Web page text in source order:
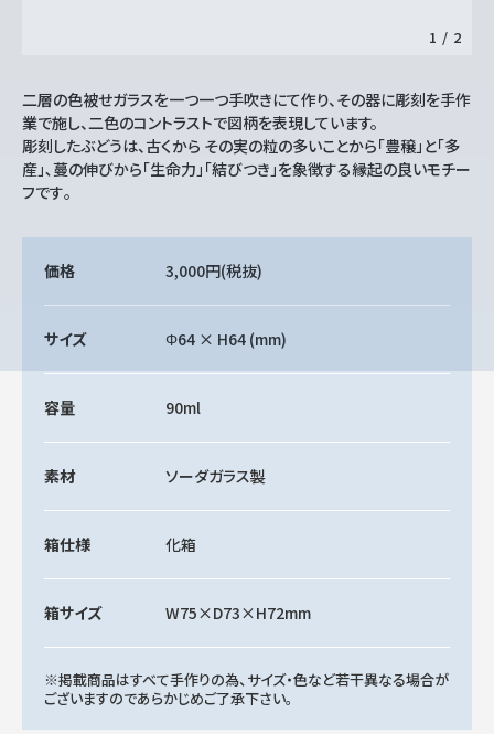
1 / 2
二層の色被せガラスを一つ一つ手吹きにて作り、その器に彫刻を手作
業で施し、二色のコントラストで図柄を表現しています。
彫刻したぶどうは、古くから その実の粒の多いことから「豊穣」と「多
産」､蔓の伸びから「生命力」「結びつき」を象徴する縁起の良いモチー
フです｡
価格 3,000円(税抜)
サイズ Φ64 × H64 (mm)
容量 90ml
素材 ソーダガラス製
箱仕様 化箱
箱サイズ W75×D73×H72mm
※掲載商品はすべて手作りの為、サイズ・色など若干異なる場合が
ございますのであらかじめご了承下さい。